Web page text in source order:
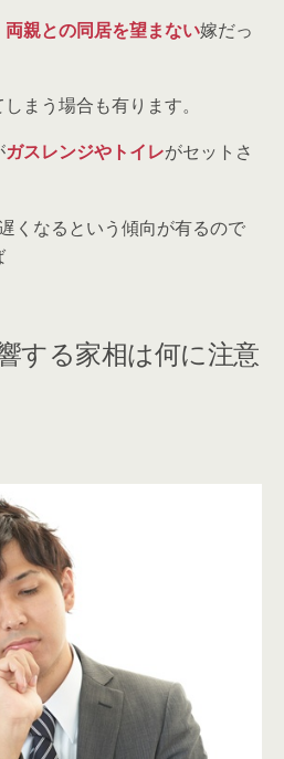
両親との同居を望まない嫁だっ
まう場合も有ります。
ガスレンジやトイレがセットさ
くなるという傾向が有るので
する家相は何に注意